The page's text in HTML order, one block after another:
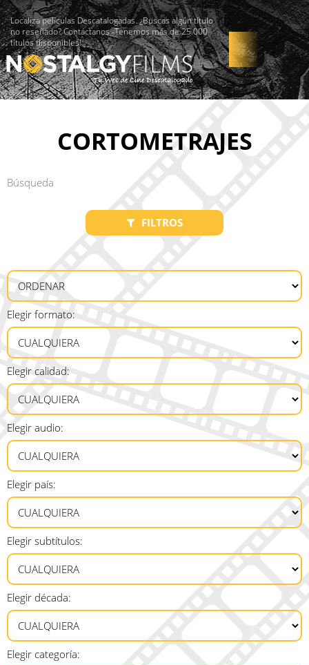
Localiza películas Descatalogadas. ¿Buscas algún título
no reseñado? Contáctanos -Tenemos más de 25.000
títulos disponibles!
CORTOMETRAJES
FILTROS
Elegir formato:
Elegir calidad:
Elegir audio:
Elegir país:
Elegir subtítulos:
Elegir década:
Elegir categoría: